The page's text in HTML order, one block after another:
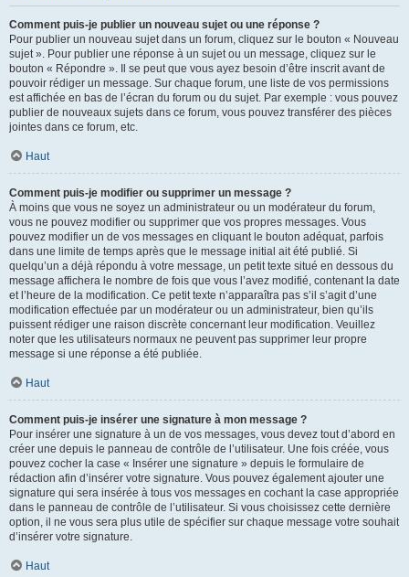
Comment puis-je publier un nouveau sujet ou une réponse ?
Pour publier un nouveau sujet dans un forum, cliquez sur le bouton « Nouveau
sujet ». Pour publier une réponse à un sujet ou un message, cliquez sur le
bouton « Répondre ». Il se peut que vous ayez besoin d’être inscrit avant de
pouvoir rédiger un message. Sur chaque forum, une liste de vos permissions
est affichée en bas de l’écran du forum ou du sujet. Par exemple : vous pouvez
publier de nouveaux sujets dans ce forum, vous pouvez transférer des pièces
jointes dans ce forum, etc.
Haut
Comment puis-je modifier ou supprimer un message ?
À moins que vous ne soyez un administrateur ou un modérateur du forum,
vous ne pouvez modifier ou supprimer que vos propres messages. Vous
pouvez modifier un de vos messages en cliquant le bouton adéquat, parfois
dans une limite de temps après que le message initial ait été publié. Si
quelqu’un a déjà répondu à votre message, un petit texte situé en dessous du
message affichera le nombre de fois que vous l’avez modifié, contenant la date
et l’heure de la modification. Ce petit texte n’apparaîtra pas s’il s’agit d’une
modification effectuée par un modérateur ou un administrateur, bien qu’ils
puissent rédiger une raison discrète concernant leur modification. Veuillez
noter que les utilisateurs normaux ne peuvent pas supprimer leur propre
message si une réponse a été publiée.
Haut
Comment puis-je insérer une signature à mon message ?
Pour insérer une signature à un de vos messages, vous devez tout d’abord en
créer une depuis le panneau de contrôle de l’utilisateur. Une fois créée, vous
pouvez cocher la case « Insérer une signature » depuis le formulaire de
rédaction afin d’insérer votre signature. Vous pouvez également ajouter une
signature qui sera insérée à tous vos messages en cochant la case appropriée
dans le panneau de contrôle de l’utilisateur. Si vous choisissez cette dernière
option, il ne vous sera plus utile de spécifier sur chaque message votre souhait
d’insérer votre signature.
Haut